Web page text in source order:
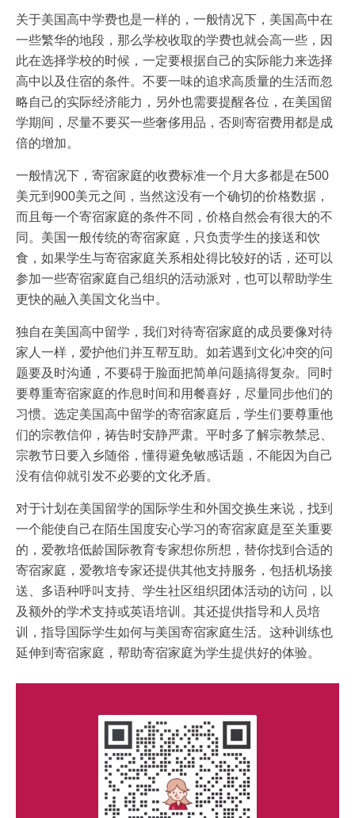
关于美国高中学费也是一样的，一般情况下，美国高中在
一些繁华的地段，那么学校收取的学费也就会高一些，因
此在选择学校的时候，一定要根据自己的实际能力来选择
高中以及住宿的条件。不要一味的追求高质量的生活而忽
略自己的实际经济能力，另外也需要提醒各位，在美国留
学期间，尽量不要买一些奢侈用品，否则寄宿费用都是成
倍的增加。
一般情况下，寄宿家庭的收费标准一个月大多都是在500
美元到900美元之间，当然这没有一个确切的价格数据，
而且每一个寄宿家庭的条件不同，价格自然会有很大的不
同。美国一般传统的寄宿家庭，只负责学生的接送和饮
食，如果学生与寄宿家庭关系相处得比较好的话，还可以
参加一些寄宿家庭自己组织的活动派对，也可以帮助学生
更快的融入美国文化当中。
独自在美国高中留学，我们对待寄宿家庭的成员要像对待
家人一样，爱护他们并互帮互助。如若遇到文化冲突的问
题要及时沟通，不要碍于脸面把简单问题搞得复杂。同时
要尊重寄宿家庭的作息时间和用餐喜好，尽量同步他们的
习惯。选定美国高中留学的寄宿家庭后，学生们要尊重他
们的宗教信仰，祷告时安静严肃。平时多了解宗教禁忌、
宗教节日要入乡随俗，懂得避免敏感话题，不能因为自己
没有信仰就引发不必要的文化矛盾。
对于计划在美国留学的国际学生和外国交换生来说，找到
一个能使自己在陌生国度安心学习的寄宿家庭是至关重要
的，爱教培低龄国际教育专家想你所想，替你找到合适的
寄宿家庭，爱教培专家还提供其他支持服务，包括机场接
送、多语种呼叫支持、学生社区组织团体活动的访问，以
及额外的学术支持或英语培训。其还提供指导和人员培
训，指导国际学生如何与美国寄宿家庭生活。这种训练也
延伸到寄宿家庭，帮助寄宿家庭为学生提供好的体验。